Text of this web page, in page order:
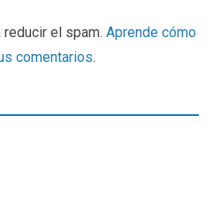
el spam. Aprende cómo
comentarios.